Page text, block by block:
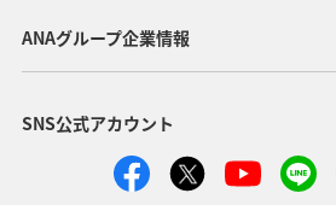
ANAグループ企業情報
SNS公式アカウント